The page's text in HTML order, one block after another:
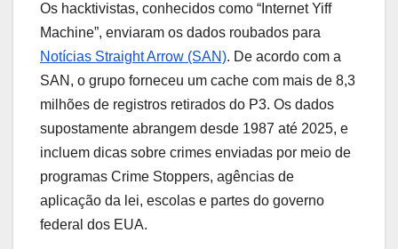
Os hacktivistas, conhecidos como “Internet Yiff
Machine”, enviaram os dados roubados para
Notícias Straight Arrow (SAN). De acordo com a
SAN, o grupo forneceu um cache com mais de 8,3
milhões de registros retirados do P3. Os dados
supostamente abrangem desde 1987 até 2025, e
incluem dicas sobre crimes enviadas por meio de
programas Crime Stoppers, agências de
aplicação da lei, escolas e partes do governo
federal dos EUA.